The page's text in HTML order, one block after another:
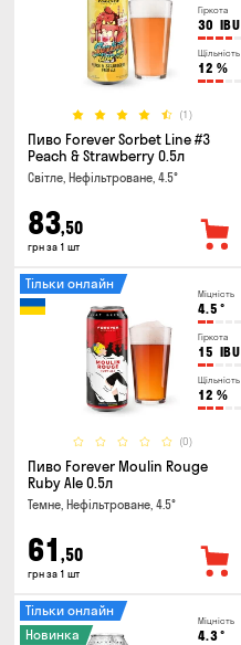
Гіркота
30 IBU
Щільність
12 %
(1)
Пиво Forever Sorbet Line #3
Peach & Strawberry 0.5л
Світле, Нефільтроване, 4.5°
83,50
грн за 1 шт
Міцність
4.5 °
Гіркота
15 IBU
Щільність
12 %
(0)
Тільки онлайн
Пиво Forever Moulin Rouge
Ruby Ale 0.5л
Темне, Нефільтроване, 4.5°
61 ,50
грн за 1 шт
Міцність
4.3°
Тільки онлайн
Новинка